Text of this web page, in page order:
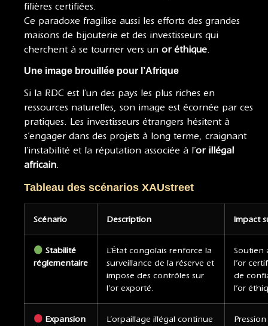
filières certifiées.
Ce paradoxe fragilise aussi les efforts des grandes
maisons de bijouterie et des investisseurs qui
cherchent à se tourner vers un or éthique.
Une image brouillée pour l’Afrique
Si la RDC est l’un des pays les plus riches en
ressources naturelles, son image est écornée par ces
pratiques. Les investisseurs étrangers hésitent à
s’engager dans des projets à long terme, craignant
l’instabilité et la réputation associée à l’or illégal
africain.
Tableau des scénarios XAUstreet
Scénario Description Impact
Stabilité
réglementaire
L’État congolais renforce la
surveillance de la réserve et
impose des contrôles sur
l’or exporté.
Soutien
l’or
de
l’or
Expansion
L’orpaillage illégal continue